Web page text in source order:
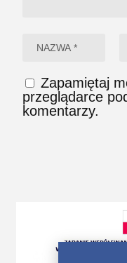
Zapamiętaj
przeglądarce
komentarzy.